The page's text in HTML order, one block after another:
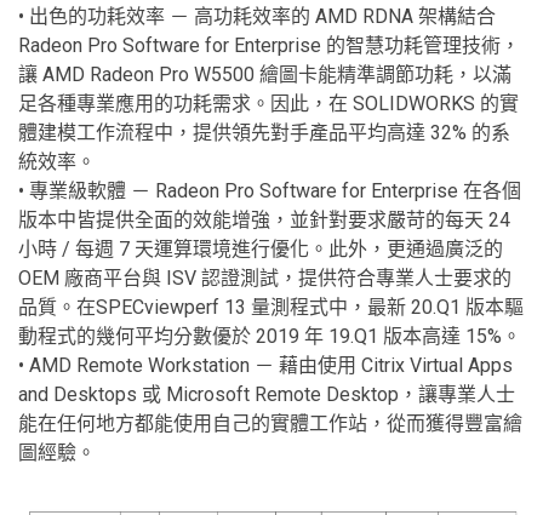
• 出色的功耗效率 － 高功耗效率的 AMD RDNA 架構結合
Radeon Pro Software for Enterprise 的智慧功耗管理技術，
讓 AMD Radeon Pro W5500 繪圖卡能精準調節功耗，以滿
足各種專業應用的功耗需求。因此，在 SOLIDWORKS 的實
體建模工作流程中，提供領先對手產品平均高達 32% 的系
統效率。
• 專業級軟體 － Radeon Pro Software for Enterprise 在各個
版本中皆提供全面的效能增強，並針對要求嚴苛的每天 24
小時 / 每週 7 天運算環境進行優化。此外，更通過廣泛的
OEM 廠商平台與 ISV 認證測試，提供符合專業人士要求的
品質。在SPECviewperf 13 量測程式中，最新 20.Q1 版本驅
動程式的幾何平均分數優於 2019 年 19.Q1 版本高達 15%。
• AMD Remote Workstation － 藉由使用 Citrix Virtual Apps
and Desktops 或 Microsoft Remote Desktop，讓專業人士
能在任何地方都能使用自己的實體工作站，從而獲得豐富繪
圖經驗。